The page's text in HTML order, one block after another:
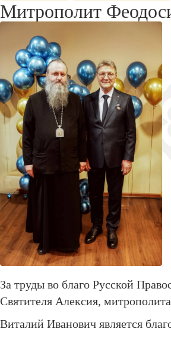
Митрополит
За труды во благо Русской
Святителя Алексия,
Виталий Иванович является